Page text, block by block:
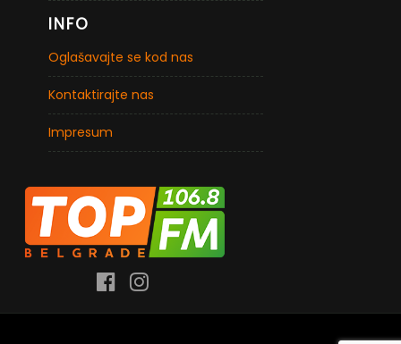
INFO
Oglašavajte se kod nas
Kontaktirajte nas
Impresum